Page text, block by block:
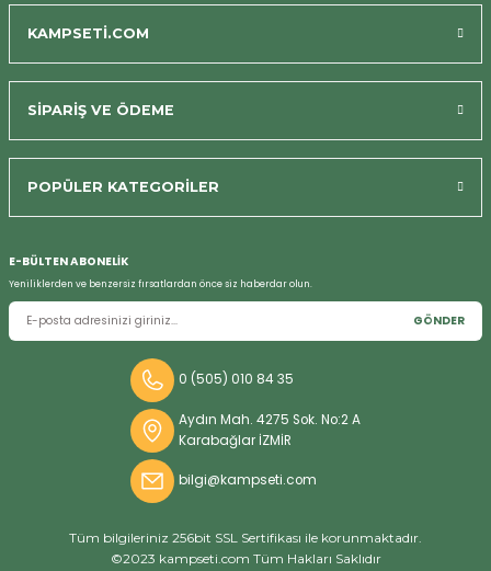
KAMPSETİ.COM
SİPARİŞ VE ÖDEME
POPÜLER KATEGORİLER
E-BÜLTEN ABONELİK
Yeniliklerden ve benzersiz fırsatlardan önce siz haberdar olun.
GÖNDER
0 (505) 010 84 35
Aydın Mah. 4275 Sok. No:2 A
Karabağlar İZMİR
bilgi@kampseti.com
Tüm bilgileriniz 256bit SSL Sertifikası ile korunmaktadır.
©2023 kampseti.com Tüm Hakları Saklıdır
Bizi Arayın